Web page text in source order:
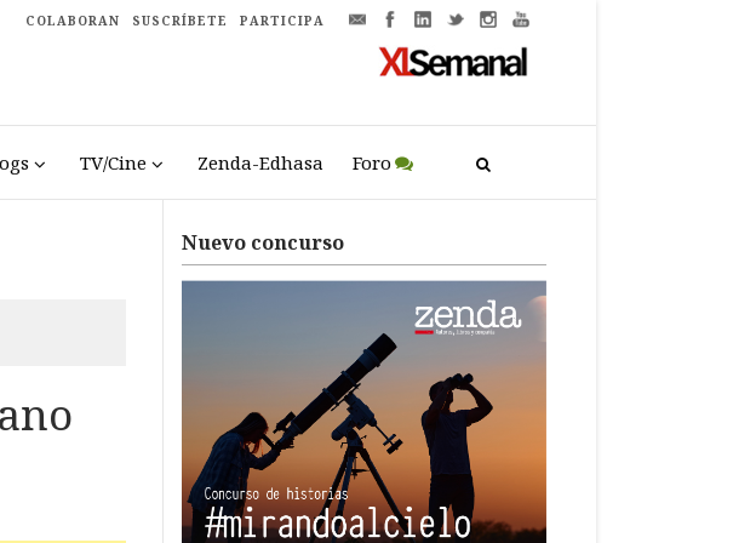
COLABORAN SUSCRÍBETE PARTICIPA
TV/Cine Zenda-Edhasa Foro
Nuevo concurso